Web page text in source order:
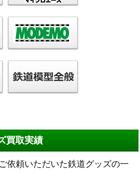
買取実績
依頼いただいた鉄道グッズの一